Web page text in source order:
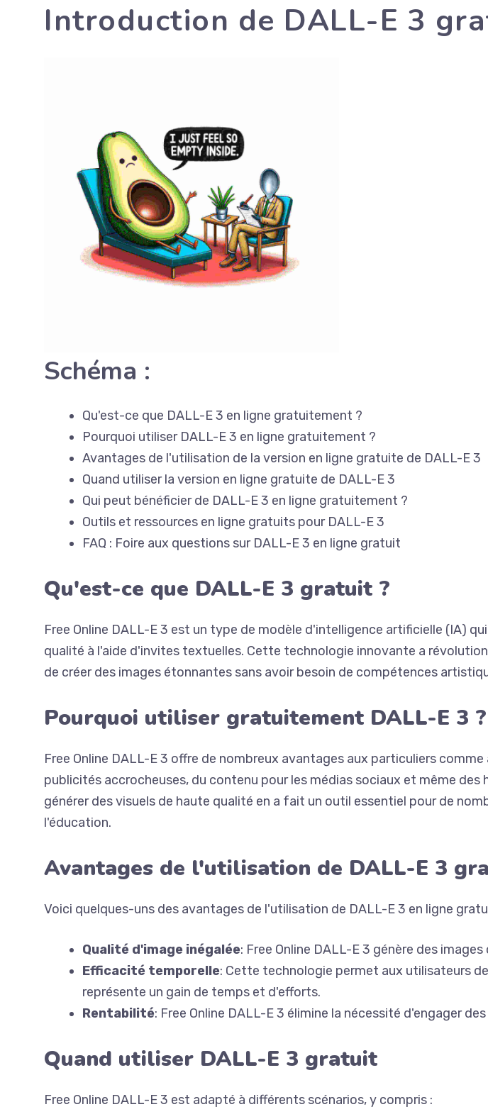
Introduction de DALL-E 3
Schéma :
Qu'est-ce que DALL-E 3 en ligne gratuitement ?
Pourquoi utiliser DALL-E 3 en ligne gratuitement ?
Avantages de l'utilisation de la version en ligne gratuite de DALL-E 3
Quand utiliser la version en ligne gratuite de DALL-E 3
Qui peut bénéficier de DALL-E 3 en ligne gratuitement ?
Outils et ressources en ligne gratuits pour DALL-E 3
FAQ : Foire aux questions sur DALL-E 3 en ligne gratuit
Qu'est-ce que DALL-E 3 gratuit ?
Free Online DALL-E 3 est un type de modèle d'intelligence artificielle (IA)
qualité à l'aide d'invites textuelles. Cette technologie innovante a
de créer des images étonnantes sans avoir besoin de compétences
Pourquoi utiliser gratuitement DALL-E 3 ?
Free Online DALL-E 3 offre de nombreux avantages aux particuliers
publicités accrocheuses, du contenu pour les médias sociaux et même
générer des visuels de haute qualité en a fait un outil essentiel pour de
l'éducation.
Avantages de l'utilisation de DALL-E 3
Voici quelques-uns des avantages de l'utilisation de DALL-E 3 en ligne
Qualité d'image inégalée: Free Online DALL-E 3 génère des
Efficacité temporelle: Cette technologie permet aux utilisateurs
représente un gain de temps et d'efforts.
Rentabilité: Free Online DALL-E 3 élimine la nécessité d'engager
Quand utiliser DALL-E 3 gratuit
Free Online DALL-E 3 est adapté à différents scénarios, y compris :